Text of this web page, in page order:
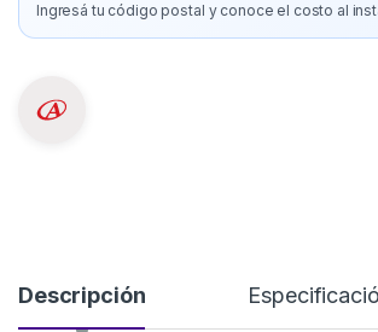
Ingresá tu código postal y conoce el costo al
Descripción